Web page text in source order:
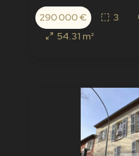
290 000 € 3
54.31 m²